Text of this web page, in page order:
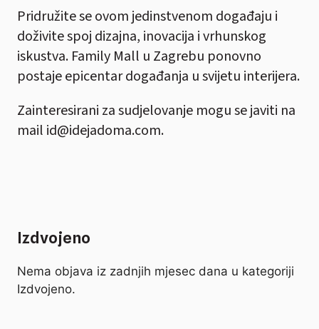
Pridružite se ovom jedinstvenom događaju i
doživite spoj dizajna, inovacija i vrhunskog
iskustva. Family Mall u Zagrebu ponovno
postaje epicentar događanja u svijetu interijera.
Zainteresirani za sudjelovanje mogu se javiti na
mail id@idejadoma.com.
Izdvojeno
Nema objava iz zadnjih mjesec dana u kategoriji
Izdvojeno.